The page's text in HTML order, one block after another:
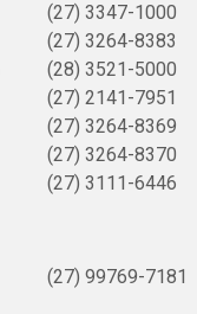
(27) 3347-1000
(27) 3264-8383
(28) 3521-5000
(27) 2141-7951
(27) 3264-8369
(27) 3264-8370
(27) 3111-6446
(27) 99769-7181